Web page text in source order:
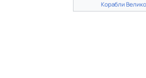
Корабли